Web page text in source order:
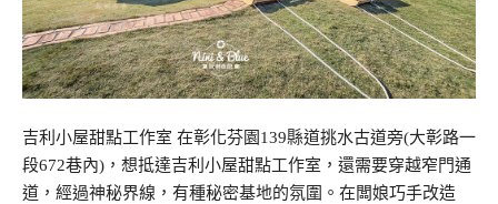
吉利小屋甜點工作室 在彰化芬園139縣道挑水古道旁(大彰路一
段672巷內)，想抵達吉利小屋甜點工作室，還需要穿越窄門通
道，經過神秘界線，有種秘密基地的氛圍。在闆娘巧手改造